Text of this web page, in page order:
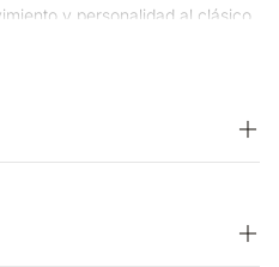
y personalidad al clásico
refuerza la identidad de la
Su trama permite una